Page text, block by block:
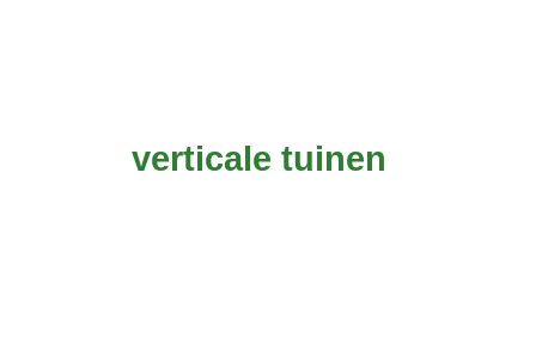
verticale tuinen